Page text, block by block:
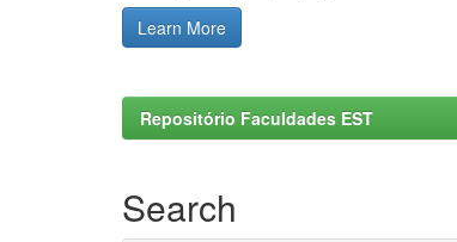
Learn More
Repositório Faculdades EST
Search